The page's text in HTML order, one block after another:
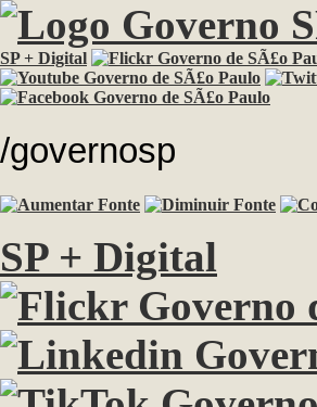
SP + Digital
/governosp
SP + Digital